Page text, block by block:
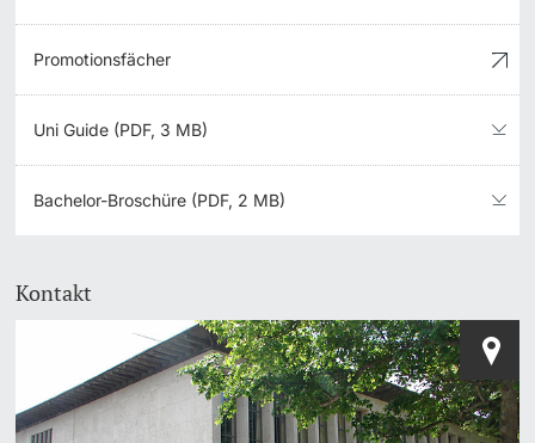
Promotionsfächer
Uni Guide (PDF, 3 MB)
Bachelor-Broschüre (PDF, 2 MB)
Kontakt